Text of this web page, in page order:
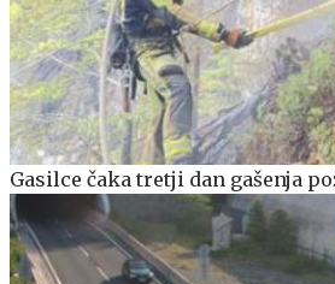
Gasilce čaka tretji dan gašenja